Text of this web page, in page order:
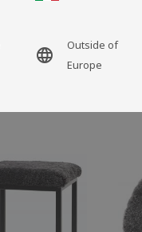
language
Outside of
Europe